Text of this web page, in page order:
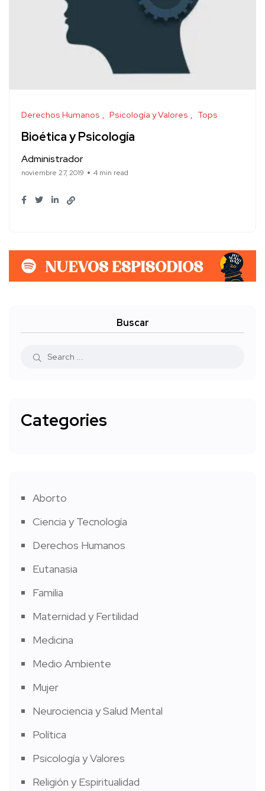
Derechos Humanos Psicología y Valores Tops
Bioética y Psicología
Administrador
noviembre 27, 2019 4 min read
Buscar
Categories
Aborto
Ciencia y Tecnología
Derechos Humanos
Eutanasia
Familia
Maternidad y Fertilidad
Medicina
Medio Ambiente
Mujer
Neurociencia y Salud Mental
Política
Psicología y Valores
Religión y Espiritualidad